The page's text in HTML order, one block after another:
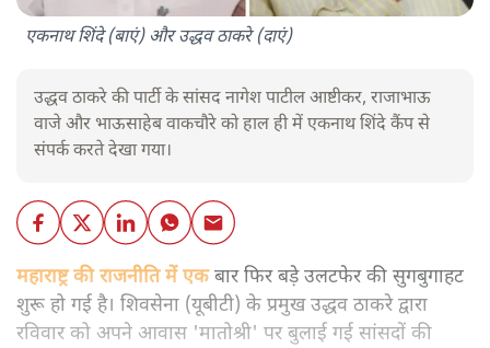
एकनाथ शिंदे (बाएं) और उद्धव ठाकरे (दाएं)
उद्धव ठाकरे की पार्टी के सांसद नागेश पाटील आष्टीकर, राजाभाऊ
वाजे और भाऊसाहेब वाकचौरे को हाल ही में एकनाथ शिंदे कैंप से
संपर्क करते देखा गया।
महाराष्ट्र की राजनीति में एकबार फिर बड़े उलटफेर की सुगबुगाहट
शुरू हो गई है। शिवसेना (यूबीटी) के प्रमुख उद्धव ठाकरे द्वारा
रविवार को अपने आवास 'मातोश्री' पर बुलाई गई सांसदों की